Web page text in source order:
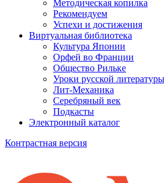
Методическая копилка
Рекомендуем
Успехи и достижения
Виртуальная библиотека
Культура Японии
Орфей во Франции
Общество Рильке
Уроки русской литературы
Лит-Механика
Серебряный век
Подкасты
Электронный каталог
Контрастная версия